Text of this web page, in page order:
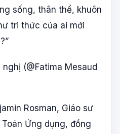
sống, thân thể, khuôn
tri thức của ai mới
(@Fatima Mesaud
Rosman, Giáo sư
Ứng dụng, đồng